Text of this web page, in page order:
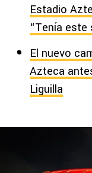
Estadio
“Tenía este
El nuevo
Azteca
Liguilla